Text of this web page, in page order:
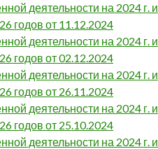
деятельности на 2024 г. и
годов от 11.12.2024
деятельности на 2024 г. и
годов от 02.12.2024
деятельности на 2024 г. и
годов от 26.11.2024
деятельности на 2024 г. и
годов от 25.10.2024
деятельности на 2024 г. и